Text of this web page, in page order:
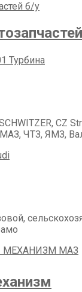
б/у
CZ
ЧТЗ, ЯМЗ,